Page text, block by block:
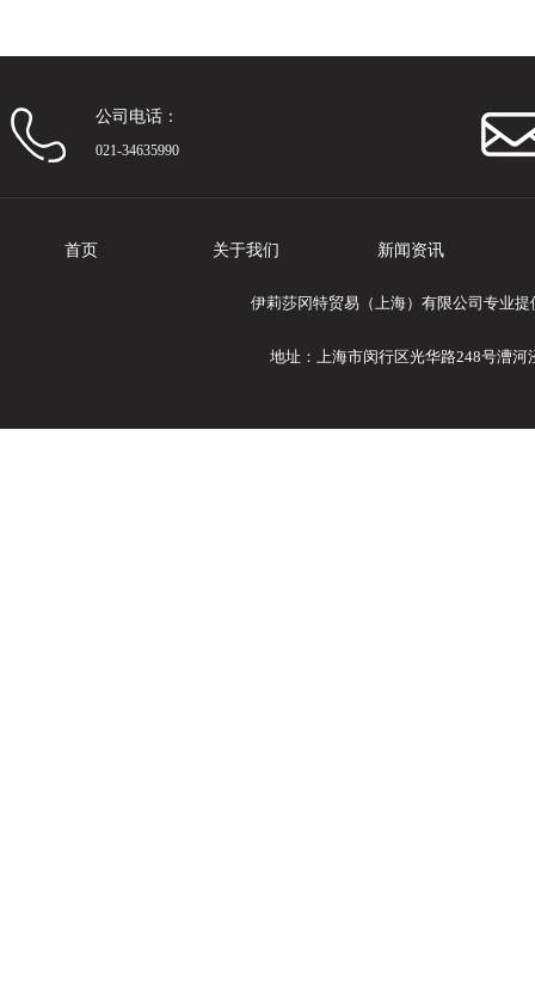
公司电话：
021-34635990
首页 关于我们 新闻资讯
伊莉莎冈特贸易（上海）有限公司专业提
地址：上海市闵行区光华路248号漕